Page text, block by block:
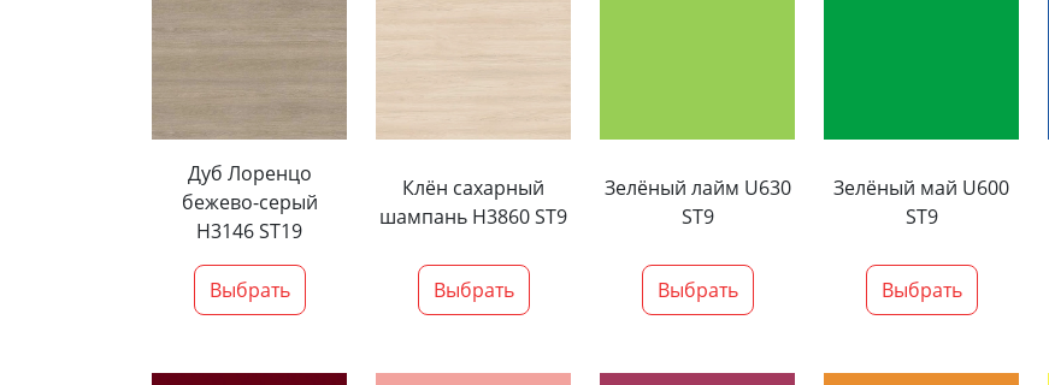
Дуб Лоренцо
бежево-серый
H3146 ST19
Выбрать
Клён сахарный
шампань H3860 ST9
Выбрать
Зелёный лайм U630
ST9
Выбрать
Зелёный май U600
ST9
Выбрать